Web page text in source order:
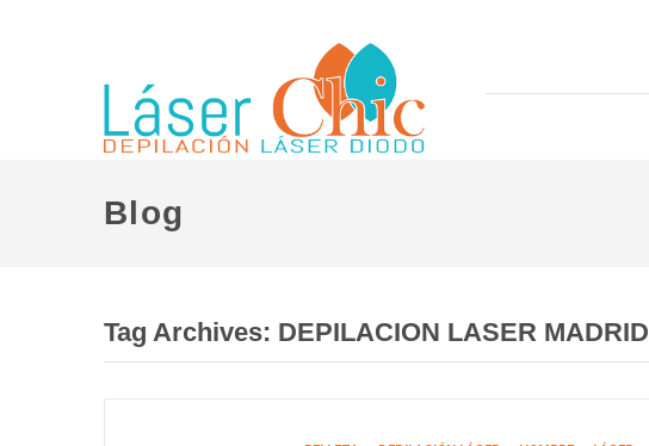
Blog
Tag Archives: DEPILACION LASER MADRID